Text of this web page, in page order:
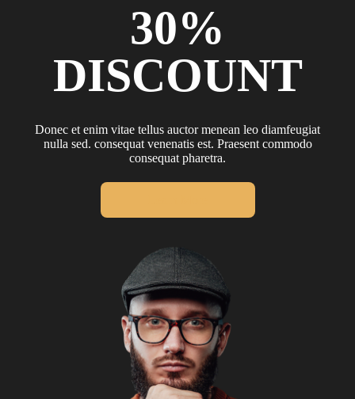
30%
DISCOUNT
Donec et enim vitae tellus auctor menean leo diamfeugiat
nulla sed. consequat venenatis est. Praesent commodo
consequat pharetra.